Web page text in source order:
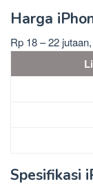
Harga
Rp 18 – 22 jutaan,
Spesifikasi